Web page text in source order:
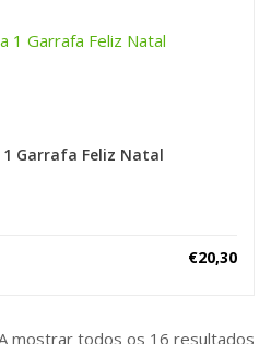
Garrafa Feliz Natal
€20,30
mostrar todos os 16 resultados